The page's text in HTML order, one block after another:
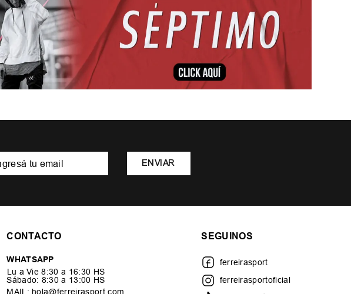
ENVIAR
CONTACTO
WHATSAPP
Lu a Vie 8:30 a 16:30 HS
Sábado: 8:30 a 13:00 HS
MAIL: hola@ferreirasport.com
SEGUINOS
ferreirasport
ferreirasportoficial